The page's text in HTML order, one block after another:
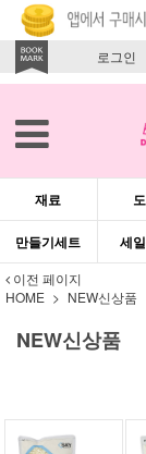
로그인
재료
만들기세트 세
이전 페이지
HOME
NEW신상품
NEW신상품